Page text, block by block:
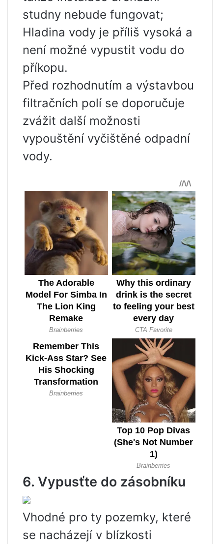
studny nebude fungovat;
Hladina vody je příliš vysoká a
není možné vypustit vodu do
příkopu.
Před rozhodnutím a výstavbou
filtračních polí se doporučuje
zvážit další možnosti
vypouštění vyčištěné odpadní
vody.
6. Vypusťte do zásobníku
Vhodné pro ty pozemky, které
se nacházejí v blízkosti